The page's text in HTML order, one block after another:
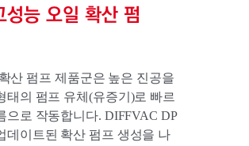
능 오일 확산 펌
산 펌프 제품군은 높은 진공을
태의 펌프 유체(유증기)로 빠르
으로 작동합니다. DIFFVAC DP
데이트된 확산 펌프 생성을 나